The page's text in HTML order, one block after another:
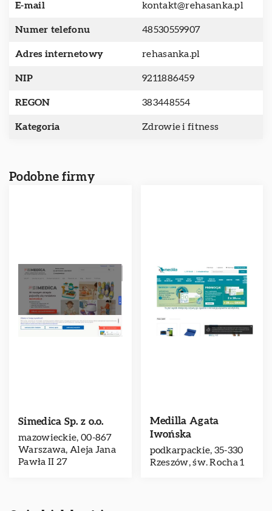
E-mail kontakt@rehasanka.pl
Numer telefonu 48530559907
Adres internetowy rehasanka.pl
NIP 9211886459
REGON 383448554
Kategoria Zdrowie i fitness
Podobne firmy
Simedica Sp. z o.o.
mazowieckie, 00-867
Warszawa, Aleja Jana
Pawła II 27
Medilla Agata
Iwońska
podkarpackie, 35-330
Rzeszów, św. Rocha 1